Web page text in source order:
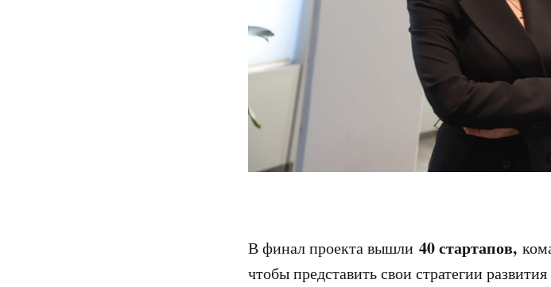
В финал проекта вышли 40 стартапов,
чтобы представить свои стратегии